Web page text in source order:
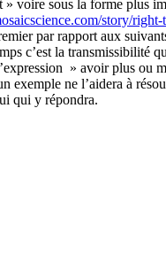
voire sous la forme plus
story/
par rapport aux
c’est la transmissibilité
» avoir plus ou
ne l’aidera à
qui y répondra.